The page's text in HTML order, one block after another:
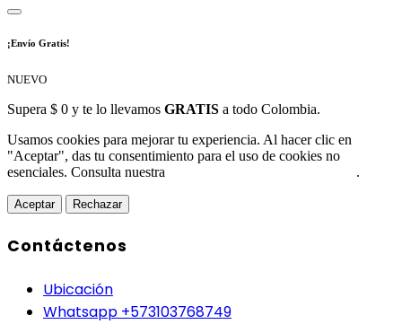
¡Envío Gratis!
NUEVO
Supera $ 0 y te lo llevamos GRATIS a todo Colombia.
Usamos cookies para mejorar tu experiencia. Al hacer clic en
"Aceptar", das tu consentimiento para el uso de cookies no
esenciales. Consulta nuestra
.
Aceptar Rechazar
Contáctenos
Ubicación
Whatsapp +573103768749